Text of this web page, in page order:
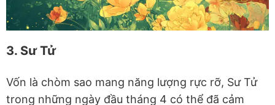
3. Sư Tử
Vốn là chòm sao mang năng lượng rực rỡ, Sư Tử
trong những ngày đầu tháng 4 có thể đã cảm